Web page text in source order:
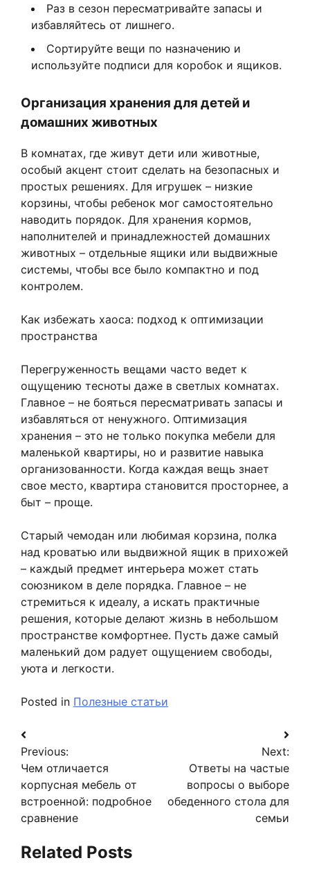
Раз в сезон пересматривайте запасы и
избавляйтесь от лишнего.
Сортируйте вещи по назначению и
используйте подписи для коробок и ящиков.
Организация хранения для детей и
домашних животных
В комнатах, где живут дети или животные,
особый акцент стоит сделать на безопасных и
простых решениях. Для игрушек – низкие
корзины, чтобы ребенок мог самостоятельно
наводить порядок. Для хранения кормов,
наполнителей и принадлежностей домашних
животных – отдельные ящики или выдвижные
системы, чтобы все было компактно и под
контролем.
Как избежать хаоса: подход к оптимизации
пространства
Перегруженность вещами часто ведет к
ощущению тесноты даже в светлых комнатах.
Главное – не бояться пересматривать запасы и
избавляться от ненужного. Оптимизация
хранения – это не только покупка мебели для
маленькой квартиры, но и развитие навыка
организованности. Когда каждая вещь знает
свое место, квартира становится просторнее, а
быт – проще.
Старый чемодан или любимая корзина, полка
над кроватью или выдвижной ящик в прихожей
– каждый предмет интерьера может стать
союзником в деле порядка. Главное – не
стремиться к идеалу, а искать практичные
решения, которые делают жизнь в небольшом
пространстве комфортнее. Пусть даже самый
маленький дом радует ощущением свободы,
уюта и легкости.
Posted in Полезные статьи
Навигация
по
записям
Previous:
Чем отличается
корпусная мебель от
встроенной: подробное
сравнение
Next:
Ответы на частые
вопросы о выборе
обеденного стола для
семьи
Related Posts